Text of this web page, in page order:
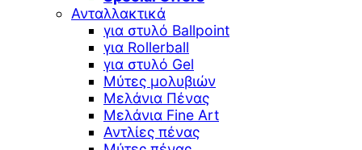
Ανταλλακτικά
για στυλό Ballpoint
για Rollerball
για στυλό Gel
Μύτες μολυβιών
Μελάνια Πένας
Μελάνια Fine Art
Αντλίες πένας